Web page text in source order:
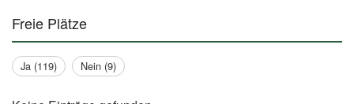
Freie Plätze
Ja (119) Nein (9)